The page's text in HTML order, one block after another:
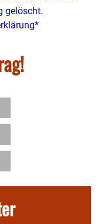
gelöscht.